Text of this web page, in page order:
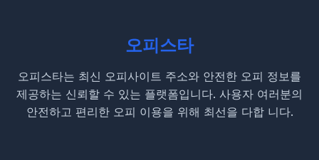
오피스타
오피스타는 최신 오피사이트 주소와 안전한 오피 정보를
제공하는 신뢰할 수 있는 플랫폼입니다. 사용자 여러분의
안전하고 편리한 오피 이용을 위해 최선을 다합 니다.